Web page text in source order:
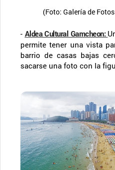
(Foto: Galería de
- Aldea Cultural Gamcheon:
permite tener una vista
barrio de casas bajas
sacarse una foto con la